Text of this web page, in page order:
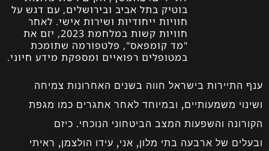
בוטיק בתל אביב ובירושלים, עם דגש על
חוויות ייחודיות ושירות אישי. לאחר
חוויות קשות במלחמת 2023, יזם את
"מד קומפאס", פלטפורמה שתומכת
במטופלים רפואיים ומספקת מידע חיוני.
ענף התיירות בישראל חווה בשנים האחרונות צמיחה
ושינוי משמעותיים, ובמיוחד לאחר אתגרים כמו מגפת
הקורונה והשפעות המצב הביטחוני הנוכחי. כיזם
ובעלים של ארבעה בתי מלון, אני, עידו הולצמן, ראיתי